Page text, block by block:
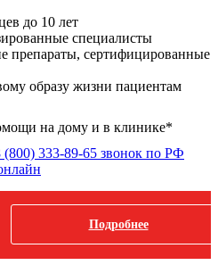
до 10 лет
специалисты
препараты, сертифицированные
образу жизни пациентам
на дому и в клинике*
(800) 333-89-65 звонок по РФ
Подробнее